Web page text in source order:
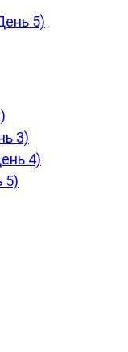
5)
3)
4)
5)